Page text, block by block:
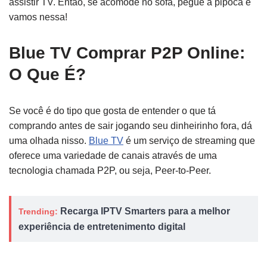
assistir TV. Então, se acomode no sofá, pegue a pipoca e
vamos nessa!
Blue TV Comprar P2P Online:
O Que É?
Se você é do tipo que gosta de entender o que tá
comprando antes de sair jogando seu dinheirinho fora, dá
uma olhada nisso. Blue TV é um serviço de streaming que
oferece uma variedade de canais através de uma
tecnologia chamada P2P, ou seja, Peer-to-Peer.
Trending: Recarga IPTV Smarters para a melhor
experiência de entretenimento digital